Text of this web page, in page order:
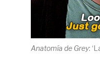
Anatomía de Grey: